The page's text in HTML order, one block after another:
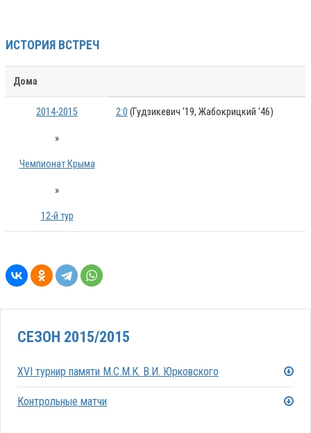
ИСТОРИЯ ВСТРЕЧ
Дома
2014-2015
»
Чемпионат Крыма
»
12-й тур
2:0 (Гудзикевич '19, Жабокрицкий '46)
СЕЗОН 2015/2015
XVI турнир памяти М.С.М.К. В.И. Юрковского
Контрольные матчи